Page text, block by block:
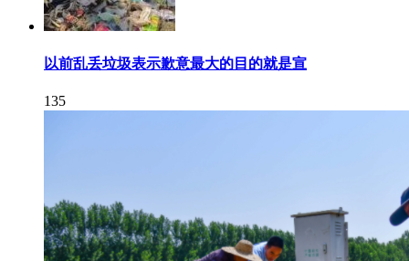
以前乱丢垃圾表示歉意最大的目的就是宣
135